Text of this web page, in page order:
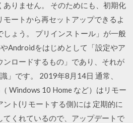
りません。 そのためにも、初期化
モートから再セットアップできるよ
しょう。 プリインストール」が一般
Androidをはじめとして「設定やア
ンロードするもの」であり、それが
」です。 2019年8月14日 通常、
Windows 10 Home など）はリモー
ント(リモートする側)には 定期的に
てくれているので、アップデートで